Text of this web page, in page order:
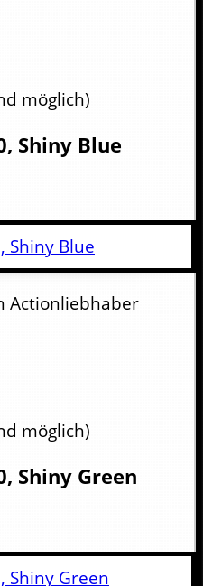
möglich)
Shiny Blue
Actionliebhaber
möglich)
Shiny Green